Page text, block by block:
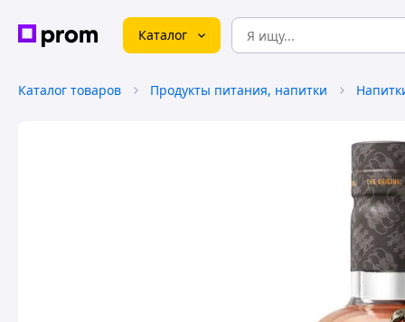
Каталог
Каталог товаров Продукты питания, напитки